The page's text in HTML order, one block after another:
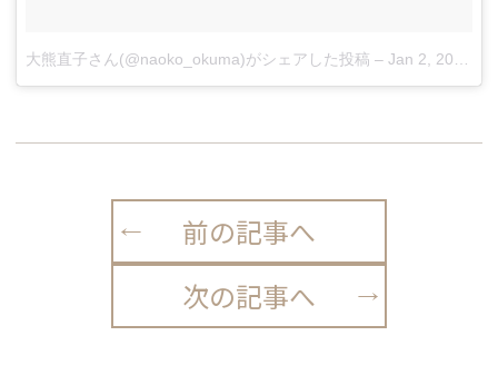
大熊直子さん(@naoko_okuma)がシェアした投稿 – Jan 2, 2018 at 10:04pm PST
前の記事へ
次の記事へ